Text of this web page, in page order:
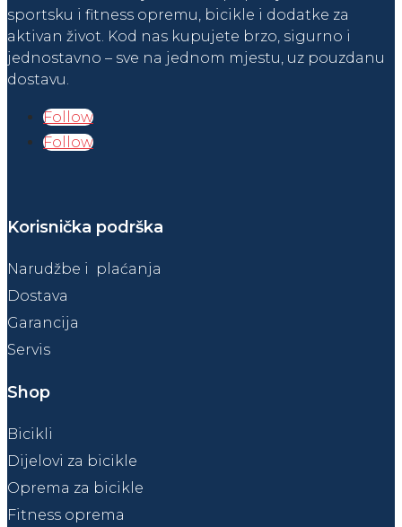
sportsku i fitness opremu, bicikle i dodatke za
aktivan život. Kod nas kupujete brzo, sigurno i
jednostavno – sve na jednom mjestu, uz pouzdanu
dostavu.
Follow
Follow
Korisnička podrška
Narudžbe i plaćanja
Dostava
Garancija
Servis
Shop
Bicikli
Dijelovi za bicikle
Oprema za bicikle
Fitness oprema